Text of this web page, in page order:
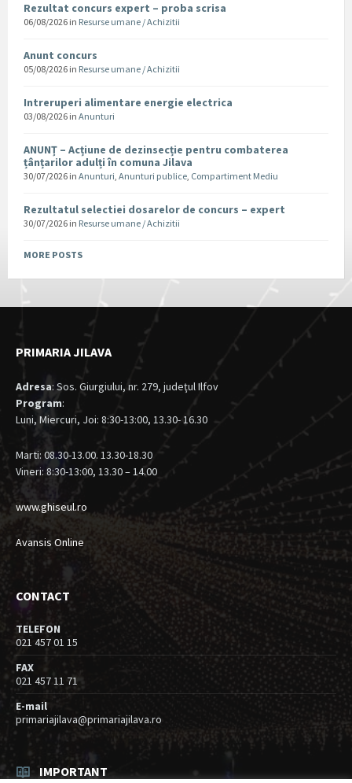
Rezultat concurs expert – proba scrisa
06/08/2026 in Resurse umane / Achizitii
Anunt concurs
05/08/2026 in Resurse umane / Achizitii
Intreruperi alimentare energie electrica
03/08/2026 in Anunturi
ANUNȚ – Acțiune de dezinsecție pentru combaterea
țânțarilor adulți în comuna Jilava
30/07/2026 in Anunturi, Anunturi publice, Compartiment Mediu
Rezultatul selectiei dosarelor de concurs – expert
30/07/2026 in Resurse umane / Achizitii
MORE POSTS
PRIMARIA JILAVA
Adresa: Sos. Giurgiului, nr. 279, judeţul Ilfov
Program:
Luni, Miercuri, Joi: 8:30-13:00, 13.30- 16.30
Marti: 08.30-13.00. 13.30-18.30
Vineri: 8:30-13:00, 13.30 – 14.00
www.ghiseul.ro
Avansis Online
CONTACT
TELEFON
021 457 01 15
FAX
021 457 11 71
E-mail
primariajilava@primariajilava.ro
IMPORTANT